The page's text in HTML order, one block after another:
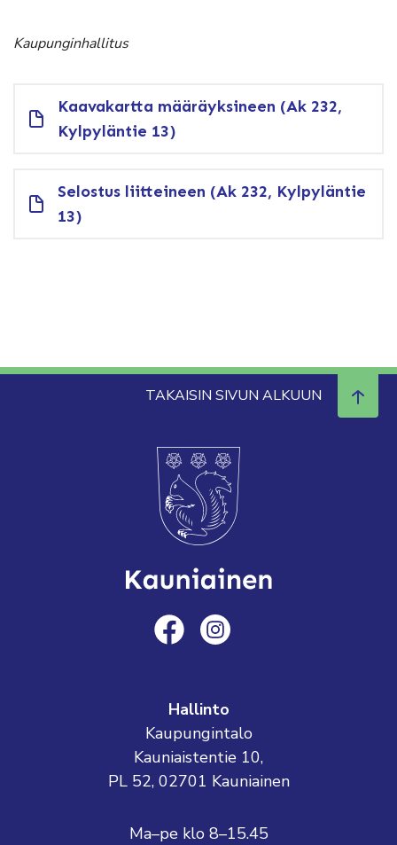
Kaupunginhallitus
Kaavakartta määräyksineen (Ak 232,
Kylpyläntie 13)
Selostus liitteineen (Ak 232, Kylpyläntie
13)
TAKAISIN SIVUN ALKUUN
Hallinto
Kaupungintalo
Kauniaistentie 10,
PL 52, 02701 Kauniainen
Ma–pe klo 8–15.45